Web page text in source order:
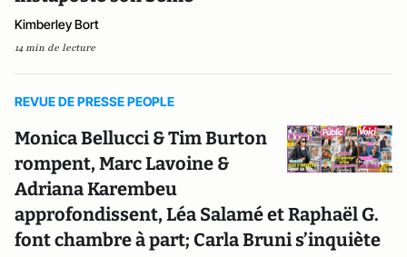
Kimberley Bort
14 min de lecture
REVUE DE PRESSE PEOPLE
Monica Bellucci & Tim Burton
rompent, Marc Lavoine &
Adriana Karembeu
approfondissent, Léa Salamé et Raphaël G.
font chambre à part; Carla Bruni s’inquiète